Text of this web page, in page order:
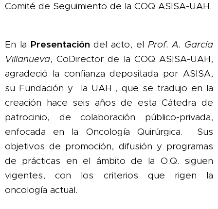
Comité de Seguimiento de la COQ ASISA-UAH.
En la Presentación del acto, el Prof. A. García
Villanueva, CoDirector de la COQ ASISA-UAH,
agradeció la confianza depositada por ASISA,
su Fundación y la UAH , que se tradujo en la
creación hace seis años de esta Cátedra de
patrocinio, de colaboración público-privada,
enfocada en la Oncología Quirúrgica. Sus
objetivos de promoción, difusión y programas
de prácticas en el ámbito de la O.Q. siguen
vigentes, con los criterios que rigen la
oncología actual.